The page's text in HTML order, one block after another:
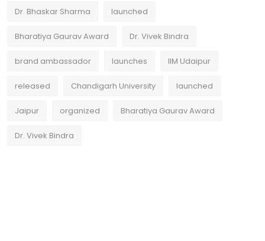
Dr. Bhaskar Sharma launched
Bharatiya Gaurav Award Dr. Vivek Bindra
brand ambassador launches IIM Udaipur
released Chandigarh University launched
Jaipur organized Bharatiya Gaurav Award
Dr. Vivek Bindra